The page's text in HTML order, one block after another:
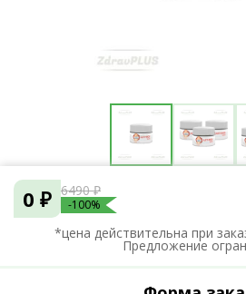
0 ₽ 6490 ₽
-100%
*цена действительна при
Предложение